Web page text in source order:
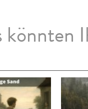
könnten